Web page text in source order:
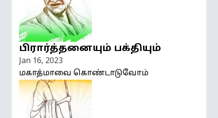
பிரார்த்தனையும் பக்தியும்
Jan 16, 2023
மகாத்மாவை கொண்டாடுவோம்